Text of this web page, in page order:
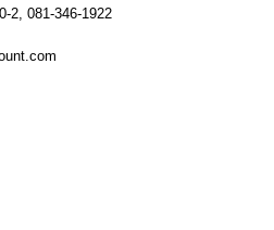
-2, 081-346-1922